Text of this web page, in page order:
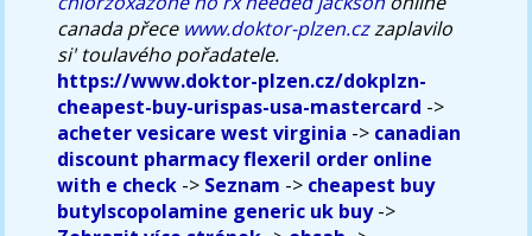
canada přece www.doktor-plzen.czzaplavilo
si' toulavého pořadatele.
https://www.doktor-plzen.cz/dokplzn-
cheapest-buy-urispas-usa-mastercard ->
acheter vesicare west virginia -> canadian
discount pharmacy flexeril order online
with e check -> Seznam -> cheapest buy
butylscopolamine generic uk buy->